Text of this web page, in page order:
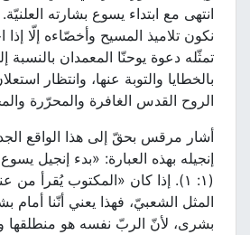
انتهى مع ابتداء يسوع بشارته العلنيّة.
نكون تلاميذ المسيح وأخصّاءه إلّا إذا
تمثّله دعوة يوحنّا المعمدان بالنسبة
بالخطايا والتوبة عنها، وانتظار
الروح القدس الغافرة والمحرّرة
أشار مرقس بحقّ إلى هذا الواقع
إنجيله بهذه العبارة: «بدء إنجيل يسوع
(١: ١). إذا كان «المكتوب يُقرأ من
المثل الشعبيّ، فهذا يعني أنّنا أمام
بشرى، لأنّ الربّ نفسه هو منطلقها